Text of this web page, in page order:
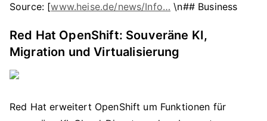
Source: [www.heise.de/news/Info… \n## Business
Red Hat OpenShift: Souveräne KI,
Migration und Virtualisierung
Red Hat erweitert OpenShift um Funktionen für